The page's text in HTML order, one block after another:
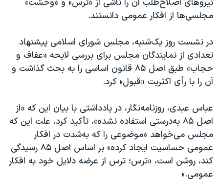
چهل سال گروگان‌گیری
اعتراضات مردمی آبان ۹۸
اسرائیل در جنگ
نرگس محمدی برنده جایزه نوبل صلح
صفحه‌های ویژه
سفر پرزیدنت ترامپ به چین
نیروهای اصلاح‌طلب آن را ناشی از «ترس» و «وحشت»
مجلسی‌ها از افکار عمومی دانستند.
در نشست روز یک‌شنبه، مجلس شورای اسلامی پیشنهاد
تعدادی از نمایندگان مجلس برای بررسی لایحه «عفاف و
حجاب» طبق اصل ۸۵ قانون اساسی را به بحث گذاشت و
آن را با رأی اکثریت «قبول» کرد.
عباس عبدی،‌ روزنامه‌نگار، در یادداشتی با بیان این که «از
اصل ۸۵ به‌درستی استفاده نشده»، تأکید کرد، علت این که
مجلس می‌خواهد «موضوعی را که به‌شدت در افکار
عمومی حساسیت ایجاد کرده» بر اساس اصل ۸۵ رسیدگی
کند، روشن است، «ترس؛ ترس از عرضه دلایل خود به افکار
عمومی.»